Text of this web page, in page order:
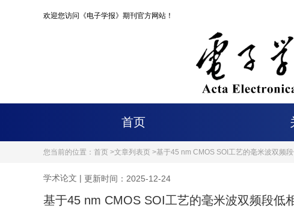
欢迎您访问《电子学报》期刊官方网站！
首页
您当前的位置： 首页 >文章列表页 >基于45 nm CMOS SOI工艺的毫米波双频
学术论文 | 更新时间：2025-12-24
基于45 nm CMOS SOI工艺的毫米波双频段低